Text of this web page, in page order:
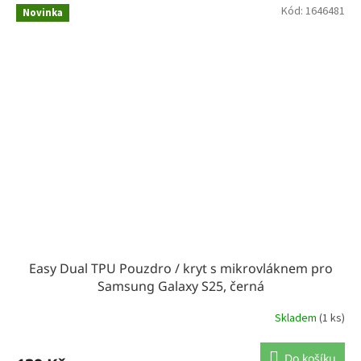
Novinka
Easy Dual TPU Pouzdro / kryt s mikrovláknem pro
Samsung Galaxy S25, černá
Skladem (1 ks)
Kód: 1646481